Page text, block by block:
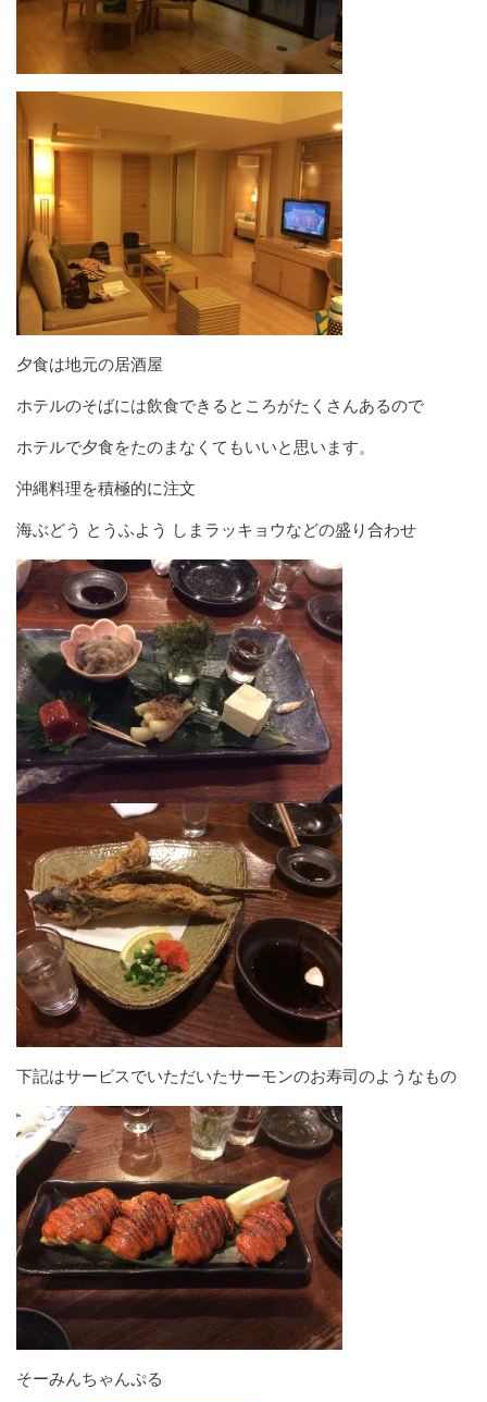
夕食は地元の居酒屋
ホテルのそばには飲食できるところがたくさんあるので
ホテルで夕食をたのまなくてもいいと思います。
沖縄料理を積極的に注文
海ぶどう とうふよう しまラッキョウなどの盛り合わせ
下記はサービスでいただいたサーモンのお寿司のようなもの
そーみんちゃんぷる